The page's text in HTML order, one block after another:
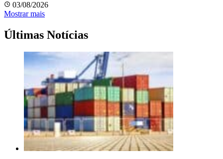
03/08/2026
Mostrar mais
Últimas Notícias